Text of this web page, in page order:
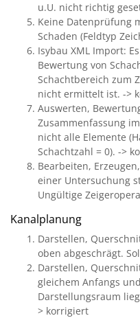
u.U. nicht richtig
Keine Datenprüfung
Schaden (Feldtyp
Isybau XML Import:
Bewertung von
Schachtbereich zum
nicht ermittelt ist. ->
Auswerten,
Zusammenfassung
nicht alle Elemente
Schachtzahl = 0). ->
Bearbeiten,
einer Untersuchung
Ungültige
Kanalplanung
Darstellen,
oben abgeschrägt.
Darstellen,
gleichem Anfangs
Darstellungsraum
> korrigiert